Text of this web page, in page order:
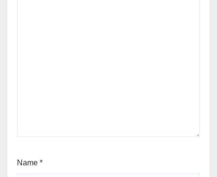
Name *